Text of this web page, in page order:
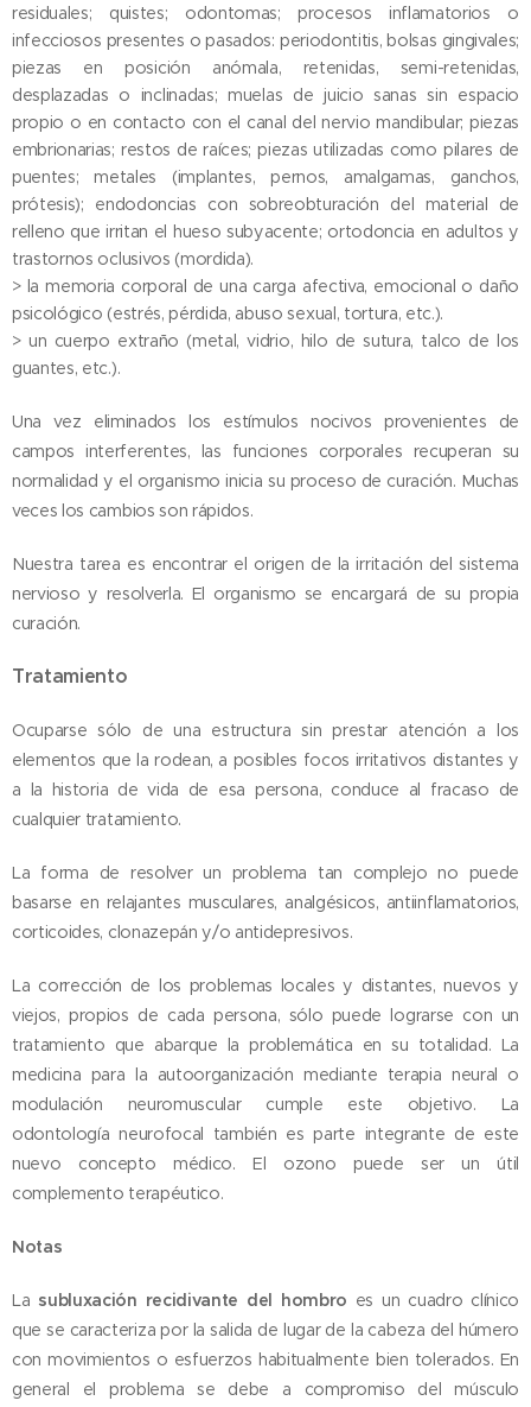
residuales; quistes; odontomas; procesos inflamatorios o
infecciosos presentes o pasados: periodontitis, bolsas gingivales;
piezas en posición anómala, retenidas, semi-retenidas,
desplazadas o inclinadas; muelas de juicio sanas sin espacio
propio o en contacto con el canal del nervio mandibular; piezas
embrionarias; restos de raíces; piezas utilizadas como pilares de
puentes; metales (implantes, pernos, amalgamas, ganchos,
prótesis); endodoncias con sobreobturación del material de
relleno que irritan el hueso subyacente; ortodoncia en adultos y
trastornos oclusivos (mordida).
> la memoria corporal de una carga afectiva, emocional o daño
psicológico (estrés, pérdida, abuso sexual, tortura, etc.).
> un cuerpo extraño (metal, vidrio, hilo de sutura, talco de los
guantes, etc.).
Una vez eliminados los estímulos nocivos provenientes de
campos interferentes, las funciones corporales recuperan su
normalidad y el organismo inicia su proceso de curación. Muchas
veces los cambios son rápidos.
Nuestra tarea es encontrar el origen de la irritación del sistema
nervioso y resolverla. El organismo se encargará de su propia
curación.
Tratamiento
Ocuparse sólo de una estructura sin prestar atención a los
elementos que la rodean, a posibles focos irritativos distantes y
a la historia de vida de esa persona, conduce al fracaso de
cualquier tratamiento.
La forma de resolver un problema tan complejo no puede
basarse en relajantes musculares, analgésicos, antiinflamatorios,
corticoides, clonazepán y/o antidepresivos.
La corrección de los problemas locales y distantes, nuevos y
viejos, propios de cada persona, sólo puede lograrse con un
tratamiento que abarque la problemática en su totalidad. La
medicina para la autoorganización mediante terapia neural o
modulación neuromuscular cumple este objetivo. La
odontología neurofocal también es parte integrante de este
nuevo concepto médico. El ozono puede ser un útil
complemento terapéutico.
Notas
La subluxación recidivante del hombro es un cuadro clínico
que se caracteriza por la salida de lugar de la cabeza del húmero
con movimientos o esfuerzos habitualmente bien tolerados. En
general el problema se debe a compromiso del músculo